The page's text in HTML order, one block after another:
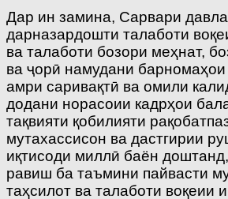
Дар ин замина, Сарвари
дарназардошти та­лаботи
ва талаботи бозори меҳнат,
ва ҷорӣ намудани
амри саривақтӣ ва омили
додани норасоии кадрҳои
тақвияти қобилияти
мутахассисон ва дастгирии
иқтисоди миллӣ баён
равиш ба таъмини пайвасти
таҳсилот ва талаботи воқеии